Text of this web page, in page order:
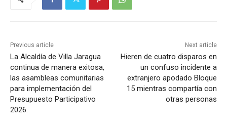
Previous article
La Alcaldía de Villa Jaragua
continua de manera exitosa,
las asambleas comunitarias
para implementación del
Presupuesto Participativo
2026.
Next article
Hieren de cuatro disparos en
un confuso incidente a
extranjero apodado Bloque
15 mientras compartía con
otras personas